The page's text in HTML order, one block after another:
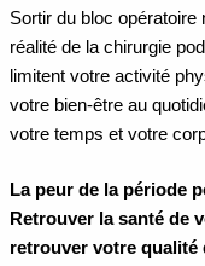
Sortir du bloc opératoire
réalité de la chirurgie
limitent votre activité
votre bien-être au
votre temps et votre
La peur de la période
Retrouver la santé de
retrouver votre qualité